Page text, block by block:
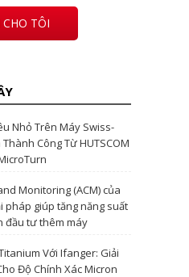
TÔI
Nhỏ Trên Máy Swiss-
Công Từ HUTSCOM
Monitoring (ACM) của
pháp giúp tăng năng suất
đầu tư thêm máy
Với Ifanger: Giải
Độ Chính Xác Micron